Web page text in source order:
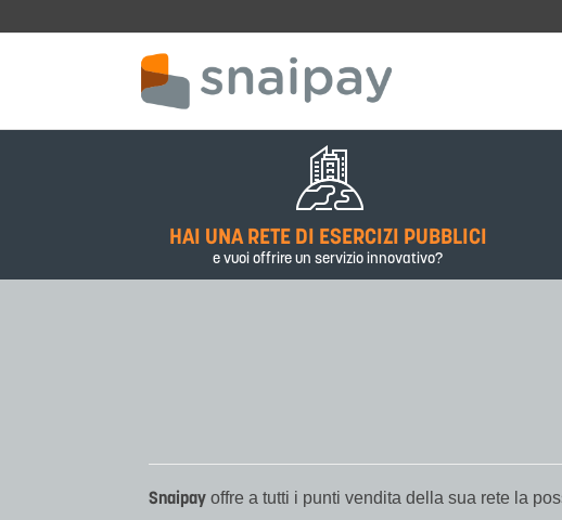
HAI UNA RETE DI ESERCIZI PUBBLICI
e vuoi offrire un servizio innovativo?
Snaipay offre a tutti i punti vendita della sua rete la